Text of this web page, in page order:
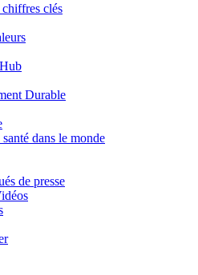
clés
Durable
dans le monde
de presse